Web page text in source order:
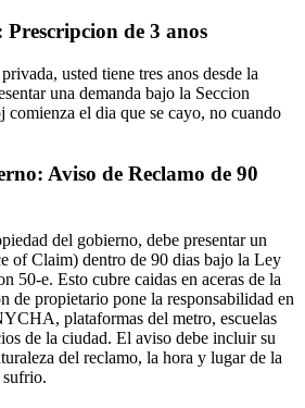
de 3 anos
usted tiene tres anos desde la
una demanda bajo la Seccion
el dia que se cayo, no cuando
Aviso de Reclamo de 90
del gobierno, debe presentar un
of Claim) dentro de 90 dias bajo la Ley
50-e. Esto cubre caidas en aceras de la
de propietario pone la responsabilidad en
plataformas del metro, escuelas
de la ciudad. El aviso debe incluir su
del reclamo, la hora y lugar de la
sufrio.